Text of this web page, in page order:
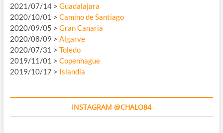
2021/07/14 > Guadalajara
2020/10/01 > Camino de Santiago
2020/09/05 > Gran Canaria
2020/08/09 > Algarve
2020/07/31 > Toledo
2019/11/01 > Copenhague
2019/10/17 > Islandia
INSTAGRAM @CHALO84